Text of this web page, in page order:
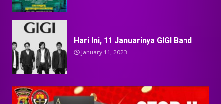
Hari Ini, 11 Januarinya GIGI Band
January 11, 2023